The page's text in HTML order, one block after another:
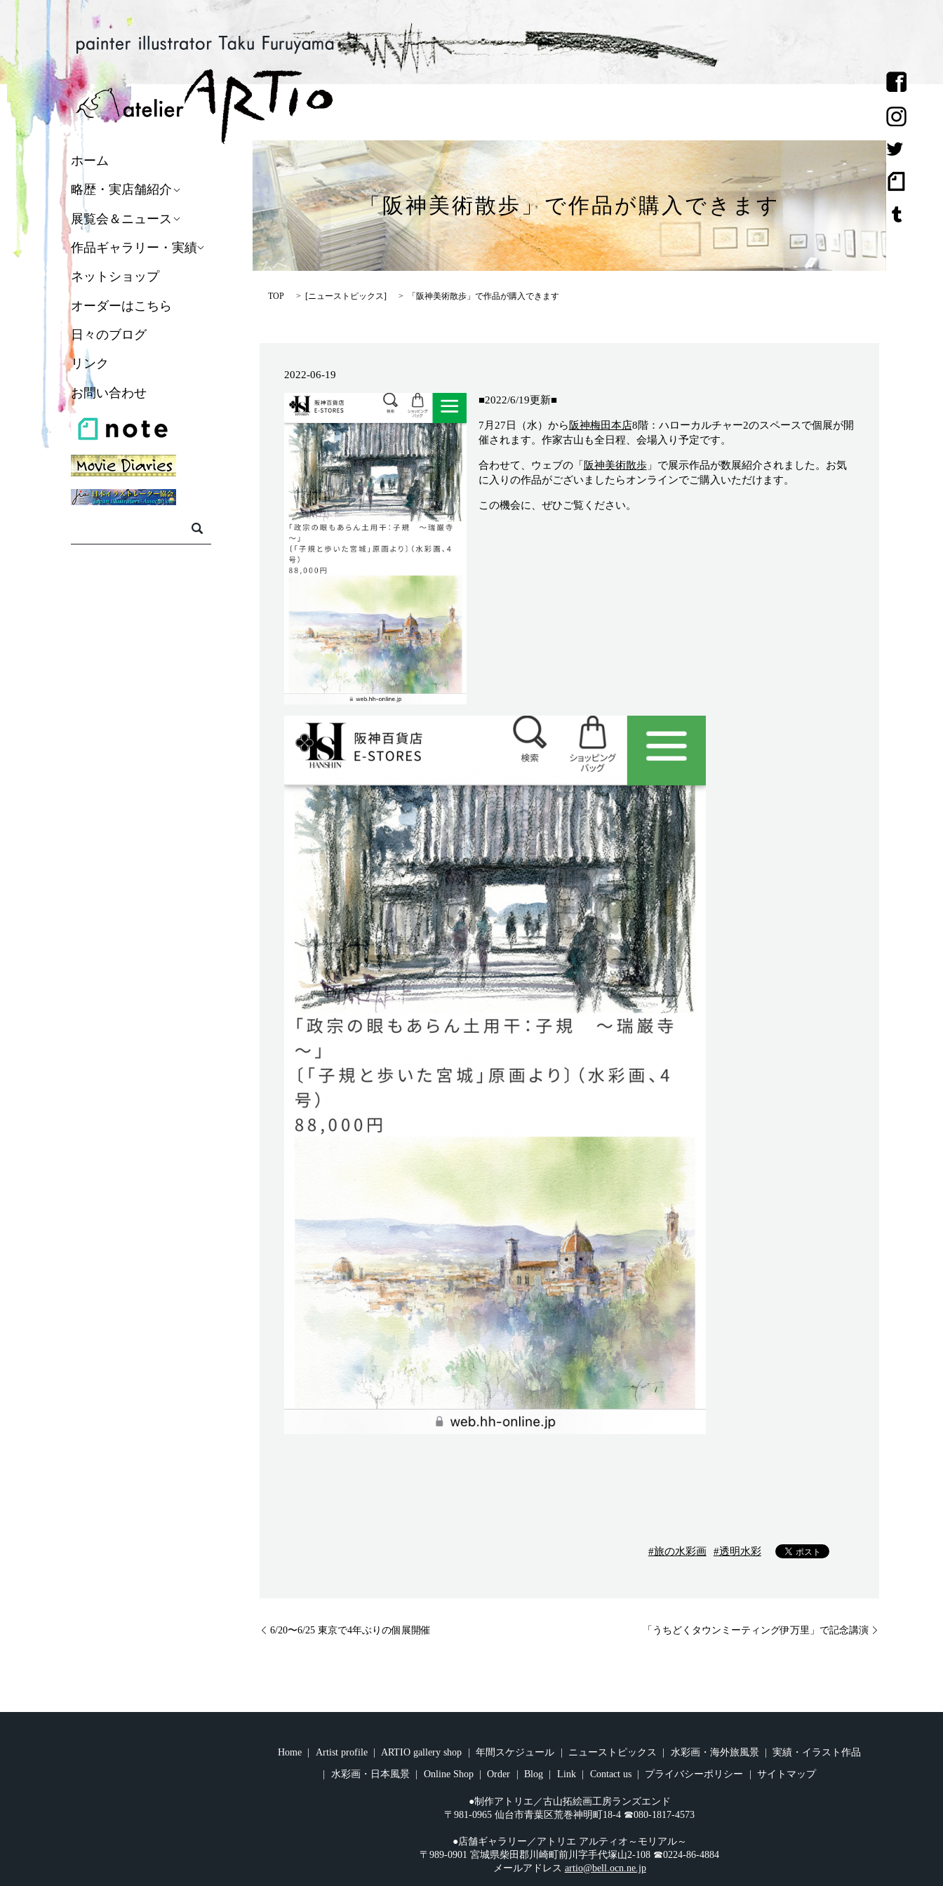
ホーム
略歴・実店舗紹介
展覧会＆ニュース
作品ギャラリー・実績
ネットショップ
オーダーはこちら
日々のブログ
リンク
お問い合わせ
「阪神美術散歩」で作品が購入できます
TOP [ニューストピックス] 「阪神美術散歩」で作品が購入できます
2022-06-19
■2022/6/19更新■
7月27日（水）から 阪神梅田本店8階：ハローカルチャー2のスペースで個展が開
催されます。作家古山も全日程、会場入り予定です。
合わせて、ウェブの「 阪神美術散歩」で展示作品が数展紹介されました。お気
に入りの作品がございましたらオンラインでご購入いただけます。
この機会に、ぜひご覧ください。
#旅の水彩画 #透明水彩
6/20〜6/25 東京で4年ぶりの個展開催 「うちどくタウンミーティング伊万里」で記念講演
Home Artist profile ARTIO gallery shop 年間スケジュール ニューストピックス 水彩画・海外旅風景 実績・イラスト作品
水彩画・日本風景 Online Shop Order Blog Link Contact us プライバシーポリシー サイトマップ
●制作アトリエ／古山拓絵画工房ランズエンド
〒981-0965 仙台市青葉区荒巻神明町18-4 ☎︎080-1817-4573
●店舗ギャラリー／アトリエ アルティオ～モリアル～
〒989-0901 宮城県柴田郡川崎町前川字手代塚山2-108 ☎︎0224-86-4884
メールアドレス artio@bell.ocn.ne.jp